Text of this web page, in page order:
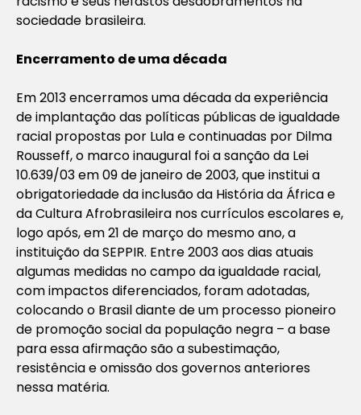
sociedade brasileira.
Encerramento de uma década
Em 2013 encerramos uma década da experiência
de implantação das políticas públicas de igualdade
racial propostas por Lula e continuadas por Dilma
Rousseff, o marco inaugural foi a sanção da Lei
10.639/03 em 09 de janeiro de 2003, que institui a
obrigatoriedade da inclusão da História da África e
da Cultura Afrobrasileira nos currículos escolares e,
logo após, em 21 de março do mesmo ano, a
instituição da SEPPIR. Entre 2003 aos dias atuais
algumas medidas no campo da igualdade racial,
com impactos diferenciados, foram adotadas,
colocando o Brasil diante de um processo pioneiro
de promoção social da população negra – a base
para essa afirmação são a subestimação,
resistência e omissão dos governos anteriores
nessa matéria.